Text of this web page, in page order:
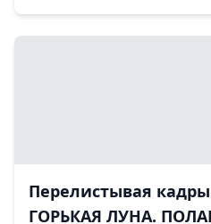
Перелистывая
ГОРЬКАЯ ЛУНА.